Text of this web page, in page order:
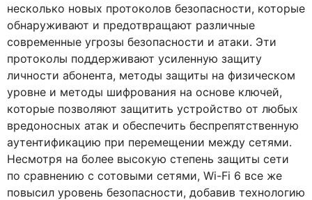
несколько новых протоколов безопасности, которые
обнаруживают и предотвращают различные
современные угрозы безопасности и атаки. Эти
протоколы поддерживают усиленную защиту
личности абонента, методы защиты на физическом
уровне и методы шифрования на основе ключей,
которые позволяют защитить устройство от любых
вредоносных атак и обеспечить беспрепятственную
аутентификацию при перемещении между сетями.
Несмотря на более высокую степень защиты сети
по сравнению с сотовыми сетями, Wi-Fi 6 все же
повысил уровень безопасности, добавив технологию